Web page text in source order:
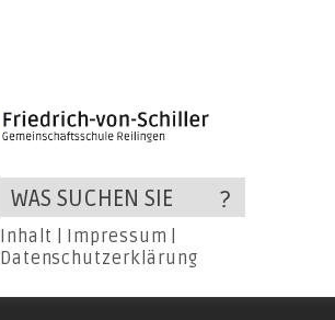
Inhalt Impressum
Datenschutzerklärung